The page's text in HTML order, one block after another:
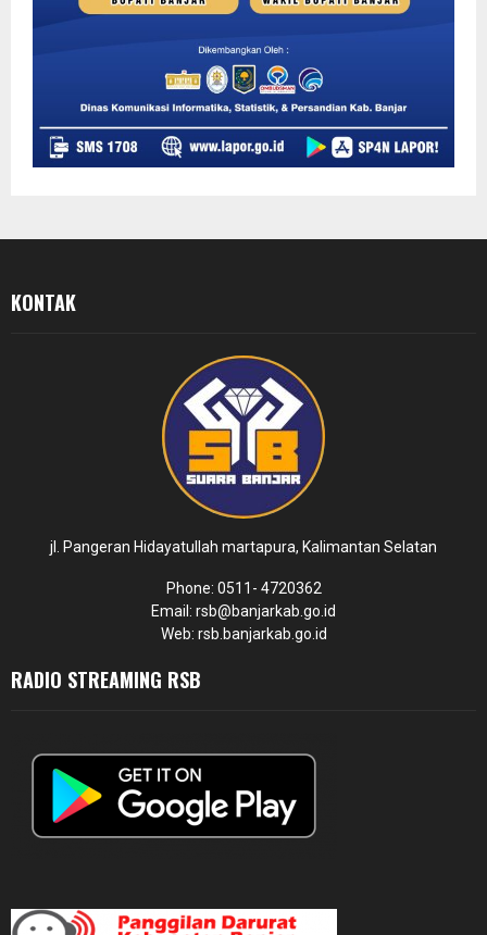
KONTAK
jl. Pangeran Hidayatullah martapura, Kalimantan Selatan
Phone: 0511- 4720362
Email: rsb@banjarkab.go.id
Web: rsb.banjarkab.go.id
RADIO STREAMING RSB